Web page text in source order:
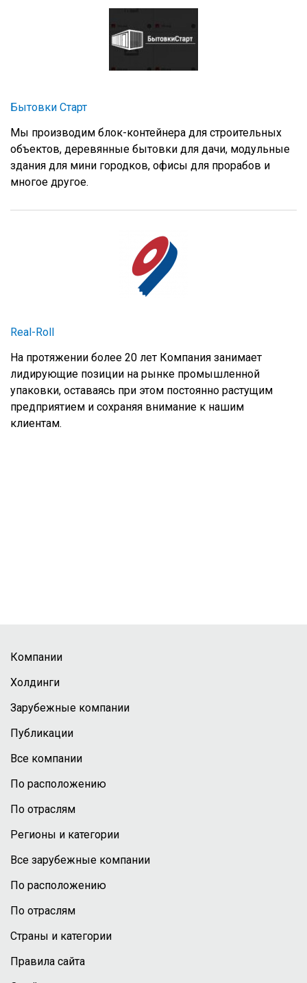
Бытовки Старт
Мы производим блок-контейнера для строительных
объектов, деревянные бытовки для дачи, модульные
здания для мини городков, офисы для прорабов и
многое другое.
Real-Roll
На протяжении более 20 лет Компания занимает
лидирующие позиции на рынке промышленной
упаковки, оставаясь при этом постоянно растущим
предприятием и сохраняя внимание к нашим
клиентам.
Компании
Холдинги
Зарубежные компании
Публикации
Все компании
По расположению
По отраслям
Регионы и категории
Все зарубежные компании
По расположению
По отраслям
Страны и категории
Правила сайта